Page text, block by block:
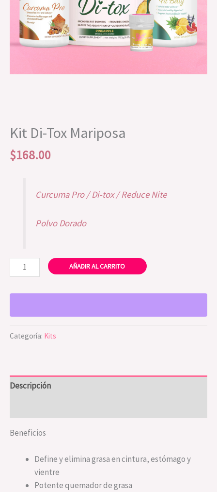
Kit Di-Tox Mariposa
$168.00
Curcuma Pro / Di-tox / Reduce Nite
Polvo Dorado
AÑADIR AL CARRITO
Categoría: Kits
Descripción
Beneficios
Define y elimina grasa en cintura, estómago y
vientre
Potente quemador de grasa